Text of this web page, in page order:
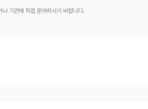
기관에 직접 문의하시기 바랍니다.